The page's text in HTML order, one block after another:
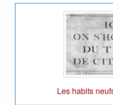
Les habits